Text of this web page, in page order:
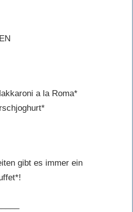
a la Roma*
gibt es immer ein